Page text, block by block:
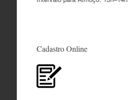
Cadastro Online